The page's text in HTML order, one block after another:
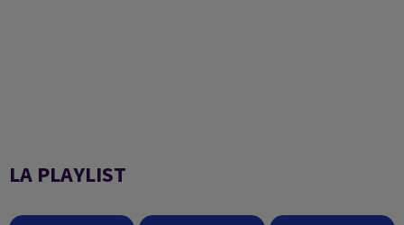
LA PLAYLIST